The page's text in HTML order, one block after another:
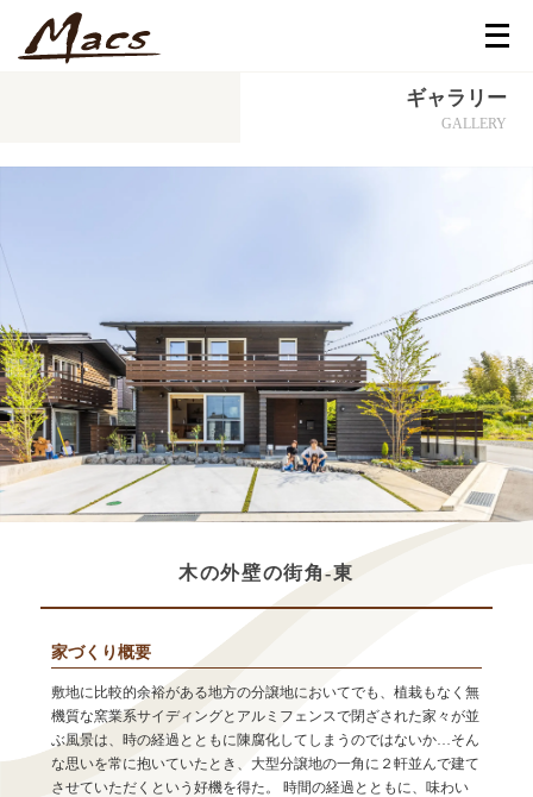
メ
ニ
を
開
く
ギャラリー
GALLERY
木の外壁の街角-東
家づくり概要
敷地に比較的余裕がある地方の分譲地においてでも、植栽もなく無
機質な窯業系サイディングとアルミフェンスで閉ざされた家々が並
ぶ風景は、時の経過とともに陳腐化してしまうのではないか…そん
な思いを常に抱いていたとき、大型分譲地の一角に２軒並んで建て
させていただくという好機を得た。 時間の経過とともに、味わい